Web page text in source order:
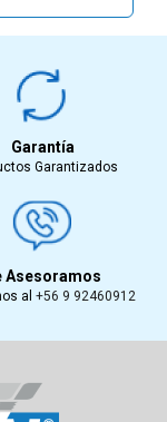
Garantía
Garantizados
Asesoramos
al +56 9 92460912